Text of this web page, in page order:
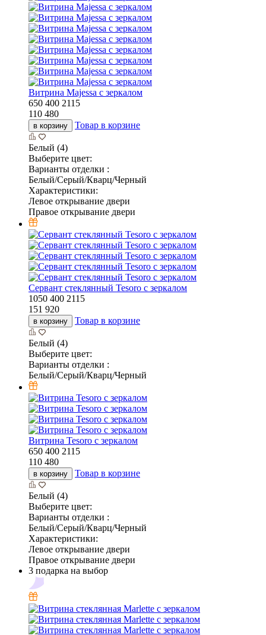
Витрина Majessa с зеркалом
650 400 2115
110 480
в корзину Товар в корзине
Белый (4)
Выберите цвет:
Варианты отделки :
Белый/Серый/Кварц/Черный
Характеристики:
Левое открывание двери
Правое открывание двери
Cервант стеклянный Tesoro c зеркалом
1050 400 2115
151 920
в корзину Товар в корзине
Белый (4)
Выберите цвет:
Варианты отделки :
Белый/Серый/Кварц/Черный
Витрина Tesoro с зеркалом
650 400 2115
110 480
в корзину Товар в корзине
Белый (4)
Выберите цвет:
Варианты отделки :
Белый/Серый/Кварц/Черный
Характеристики:
Левое открывание двери
Правое открывание двери
3 подарка на выбор